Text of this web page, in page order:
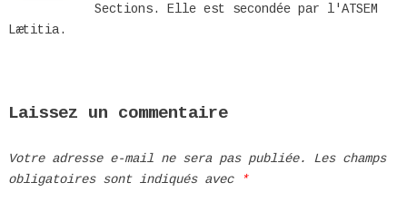
Sections. Elle est secondée par l'ATSEM
Lætitia.
Laissez un commentaire
Votre adresse e-mail ne sera pas publiée.
Les champs
obligatoires sont indiqués avec
*